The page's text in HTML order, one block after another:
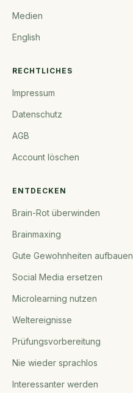
Medien
English
RECHTLICHES
Impressum
Datenschutz
AGB
Account löschen
ENTDECKEN
Brain-Rot überwinden
Brainmaxing
Gute Gewohnheiten aufbauen
Social Media ersetzen
Microlearning nutzen
Weltereignisse
Prüfungsvorbereitung
Nie wieder sprachlos
Interessanter werden